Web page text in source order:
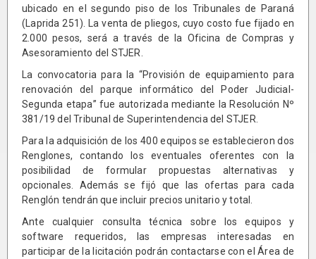
ubicado en el segundo piso de los Tribunales de Paraná
(Laprida 251). La venta de pliegos, cuyo costo fue fijado en
2.000 pesos, será a través de la Oficina de Compras y
Asesoramiento del STJER.
La convocatoria para la “Provisión de equipamiento para
renovación del parque informático del Poder Judicial-
Segunda etapa” fue autorizada mediante la Resolución Nº
381/19 del Tribunal de Superintendencia del STJER.
Para la adquisición de los 400 equipos se establecieron dos
Renglones, contando los eventuales oferentes con la
posibilidad de formular propuestas alternativas y
opcionales. Además se fijó que las ofertas para cada
Renglón tendrán que incluir precios unitario y total.
Ante cualquier consulta técnica sobre los equipos y
software requeridos, las empresas interesadas en
participar de la licitación podrán contactarse con el Área de